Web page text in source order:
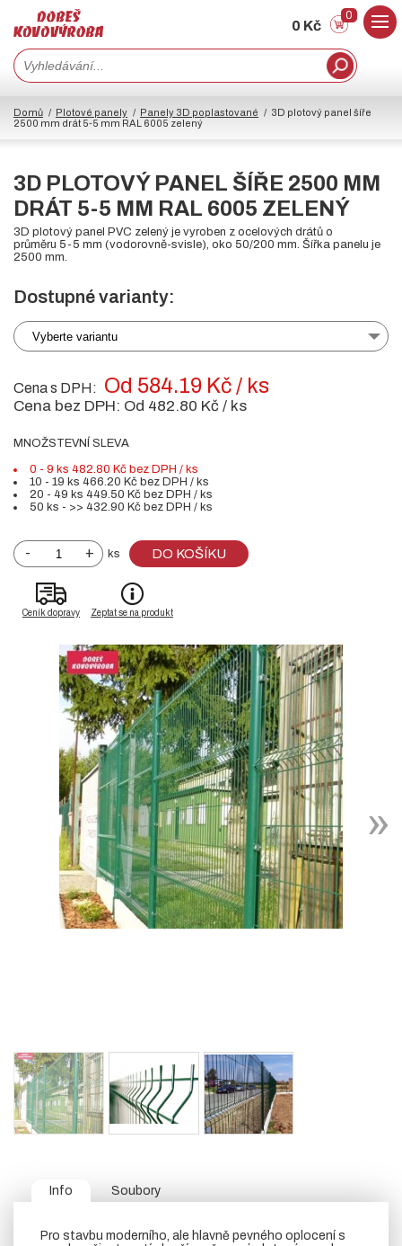
0 Kč
0
Domů Plotové panely Panely 3D poplastované
3D plotový panel šíře
2500 mm drát 5-5 mm RAL 6005 zelený
3D PLOTOVÝ PANEL ŠÍŘE 2500 MM
DRÁT 5-5 MM RAL 6005 ZELENÝ
3D plotový panel PVC zelený je vyroben z ocelových drátů o
průměru 5-5 mm (vodorovně-svisle), oko 50/200 mm. Šířka panelu je
2500 mm.
Dostupné varianty:
Vyberte variantu
Cena s DPH: Od 584.19 Kč / ks
Cena bez DPH: Od 482.80 Kč / ks
MNOŽSTEVNÍ SLEVA
0 - 9 ks 482.80 Kč bez DPH / ks
10 - 19 ks 466.20 Kč bez DPH / ks
20 - 49 ks 449.50 Kč bez DPH / ks
50 ks - >> 432.90 Kč bez DPH / ks
- + ks DO KOŠÍKU
Ceník dopravy Zeptat se na produkt
Info Soubory
Pro stavbu moderního, ale hlavně pevného oplocení s